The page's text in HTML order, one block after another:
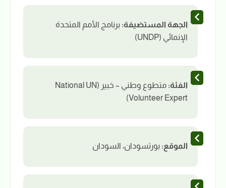
الجهة المستضيفة: برنامج الأمم المتحدة
الإنمائي (UNDP)
الفئة:
متطوع وطني – خبير (National UN
Volunteer Expert)
الموقع: بورتسودان، السودان